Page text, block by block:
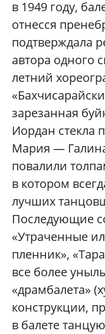
в 1949 году,
отнесся
подтверждала
автора одного
летний
зарезанная
Иордан стекла
Мария —
повалили
в котором
лучших
Последующие
«Утраченные
пленник»,
все более
«драмбалета»
конструкции,
в балете